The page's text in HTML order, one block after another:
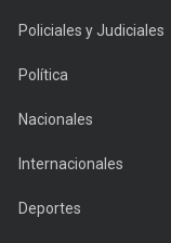
Policiales y Judiciales
Política
Nacionales
Internacionales
Deportes